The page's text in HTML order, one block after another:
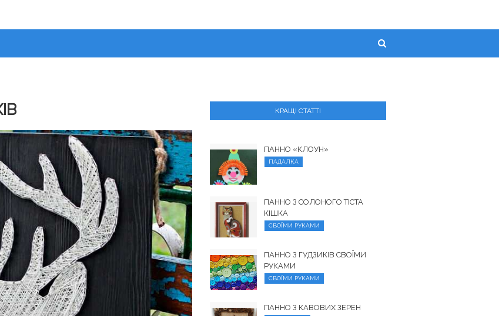
КРАЩІ СТАТТІ
ПАННО «КЛОУН»
ПАДАЛКА
ПАННО З СОЛОНОГО ТІСТА
КІШКА
СВОЇМИ РУКАМИ
ПАННО З ГУДЗИКІВ СВОЇМИ
РУКАМИ
СВОЇМИ РУКАМИ
ПАННО З КАВОВИХ ЗЕРЕН